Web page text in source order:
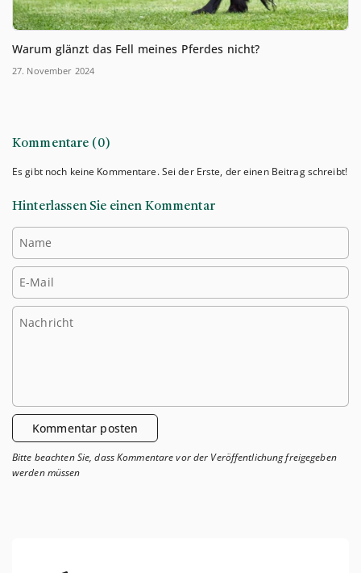
Warum glänzt das Fell meines Pferdes nicht?
27. November 2024
Kommentare (0)
Es gibt noch keine Kommentare. Sei der Erste, der einen Beitrag schreibt!
Hinterlassen Sie einen Kommentar
Name
E-Mail
Nachricht
Kommentar posten
Bitte beachten Sie, dass Kommentare vor der Veröffentlichung freigegeben
werden müssen